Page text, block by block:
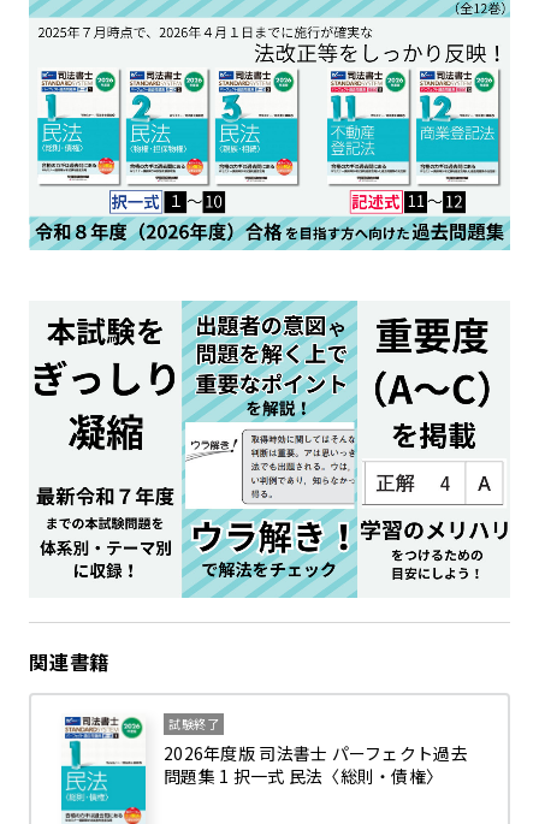
関連書籍
試験終了
2026年度版 司法書士 パーフェクト過去
問題集 1 択一式 民法〈総則・債権〉